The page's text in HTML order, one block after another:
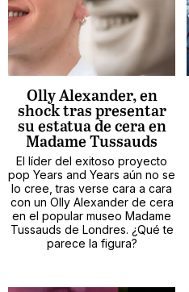
Olly Alexander, en
shock tras presentar
su estatua de cera en
Madame Tussauds
El líder del exitoso proyecto
pop Years and Years aún no se
lo cree, tras verse cara a cara
con un Olly Alexander de cera
en el popular museo Madame
Tussauds de Londres. ¿Qué te
parece la figura?